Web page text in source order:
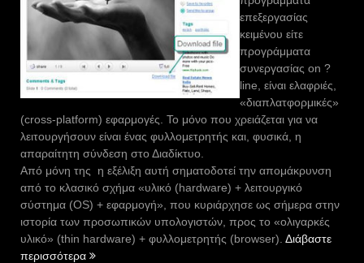
επεξεργασίας
κειμένου είτε
προγράμματα
συνεργασίας on ?
line, είναι ελαφριές,
«διαπλατφορμικές»
(cross-platform) εφαρμογές. Το μόνο που χρειάζεται για να
λειτουργήσουν είναι ένας φυλλομετρητής και, φυσικά, η
απαραίτητη σύνδεση στο Διαδίκτυο.
Από μόνη της η εξέλιξη αυτή σηματοδοτεί την απομάκρυνση
από το κλασικό σχήμα «υλικό (hardware) + λειτουργικό
σύστημα (OS) + εφαρμογή», που κυριάρχησε ως σήμερα στην
ιστορία των προσωπικών υπολογιστών, προς το «ολιγαρκές
υλικό» (thin hardware) + φυλλομετρητής (browser). Διάβαστε
περισσότερα “To